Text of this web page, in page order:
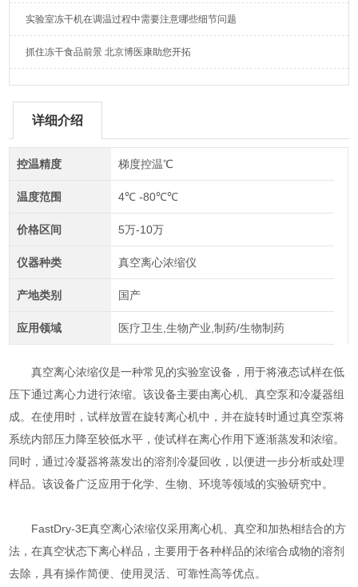
实验室冻干机在调温过程中需要注意哪些细节问题
抓住冻干食品前景 北京博医康助您开拓
详细介绍
控温精度 梯度控温℃
温度范围 4℃ -80℃℃
价格区间 5万-10万
仪器种类 真空离心浓缩仪
产地类别 国产
应用领域 医疗卫生,生物产业,制药/生物制药
真空离心浓缩仪是一种常见的实验室设备，用于将液态试样在低
压下通过离心力进行浓缩。该设备主要由离心机、真空泵和冷凝器组
成。在使用时，试样放置在旋转离心机中，并在旋转时通过真空泵将
系统内部压力降至较低水平，使试样在离心作用下逐渐蒸发和浓缩。
同时，通过冷凝器将蒸发出的溶剂冷凝回收，以便进一步分析或处理
样品。该设备广泛应用于化学、生物、环境等领域的实验研究中。
FastDry-3E真空离心浓缩仪采用离心机、真空和加热相结合的方
法，在真空状态下离心样品，主要用于各种样品的浓缩合成物的溶剂
去除，具有操作简便、使用灵活、可靠性高等优点。